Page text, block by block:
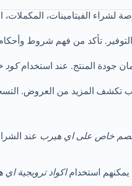
لشراء الفيتامينات، المكملات،
جودة المنتج. عند استخدامكود
تكشف المزيد من العروض.
خاص على اي هيرب عند
يمكنهم استخداماكواد ترويجية